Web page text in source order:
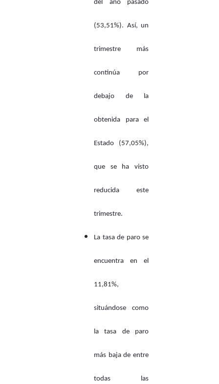
del año pasado
(53,51%). Así, un
trimestre más
continúa por
debajo de la
obtenida para el
Estado (57,05%),
que se ha visto
reducida este
trimestre.
La tasa de paro se
encuentra en el
11,81%,
situándose como
la tasa de paro
más baja de entre
todas las